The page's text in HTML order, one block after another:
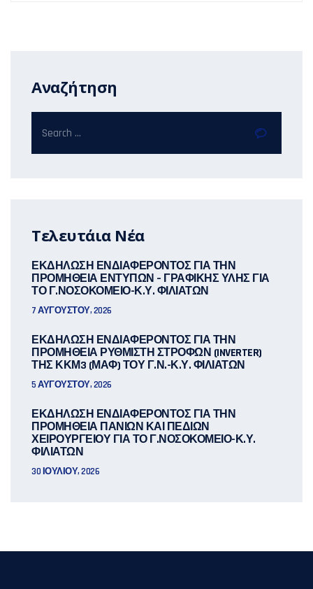
Αναζήτηση
Τελευτάια Νέα
ΕΚΔΗΛΩΣΗ ΕΝΔΙΑΦΕΡΟΝΤΟΣ ΓΙΑ ΤΗΝ
ΠΡΟΜΗΘΕΙΑ ΕΝΤΥΠΩΝ – ΓΡΑΦΙΚΗΣ ΥΛΗΣ ΓΙΑ
ΤΟ Γ.ΝΟΣΟΚΟΜΕΙΟ-Κ.Υ. ΦΙΛΙΑΤΩΝ
7 ΑΥΓΟΎΣΤΟΥ, 2026
ΕΚΔΗΛΩΣΗ ΕΝΔΙΑΦΕΡΟΝΤΟΣ ΓΙΑ ΤΗΝ
ΠΡΟΜΗΘΕΙΑ ΡΥΘΜΙΣΤΗ ΣΤΡΟΦΩΝ (INVERTER)
ΤΗΣ ΚΚΜ3 (ΜΑΦ) ΤΟΥ Γ.Ν.-Κ.Υ. ΦΙΛΙΑΤΩΝ
5 ΑΥΓΟΎΣΤΟΥ, 2026
ΕΚΔΗΛΩΣΗ ΕΝΔΙΑΦΕΡΟΝΤΟΣ ΓΙΑ ΤΗΝ
ΠΡΟΜΗΘΕΙΑ ΠΑΝΙΩΝ ΚΑΙ ΠΕΔΙΩΝ
ΧΕΙΡΟΥΡΓΕΙΟΥ ΓΙΑ ΤΟ Γ.ΝΟΣΟΚΟΜΕΙΟ-Κ.Υ.
ΦΙΛΙΑΤΩΝ
30 ΙΟΥΛΊΟΥ, 2026